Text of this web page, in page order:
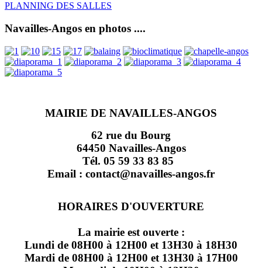
PLANNING DES SALLES
Navailles-Angos en photos ....
MAIRIE DE NAVAILLES-ANGOS
62 rue du Bourg
64450 Navailles-Angos
Tél. 05 59 33 83 85
Email : contact@navailles-angos.fr
HORAIRES D'OUVERTURE
La mairie est ouverte :
Lundi de 08H00 à 12H00 et 13H30 à 18H30
Mardi de 08H00 à 12H00 et 13H30 à 17H00